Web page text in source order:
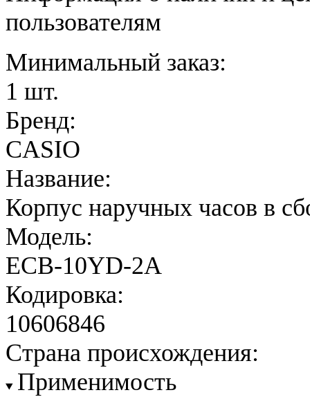
пользователям
Минимальный заказ:
1 шт.
Бренд:
CASIO
Название:
Корпус наручных часов в
Модель:
ECB-10YD-2A
Кодировка:
10606846
Страна происхождения:
Применимость